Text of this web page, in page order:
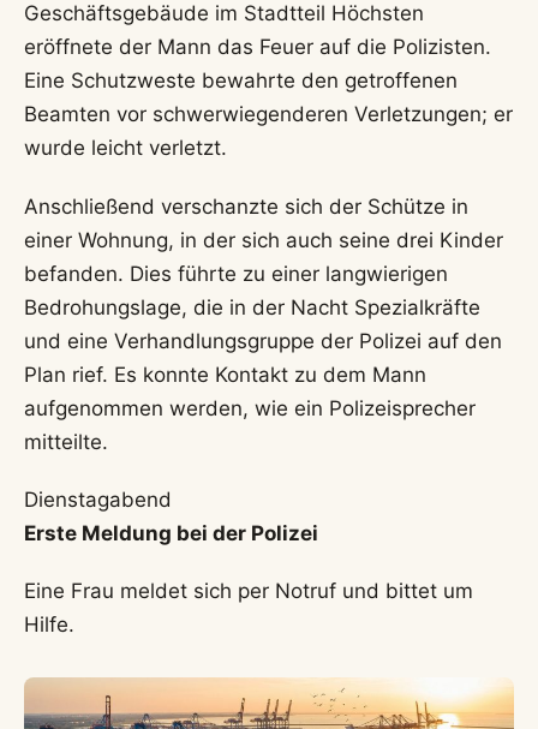
Geschäftsgebäude im Stadtteil Höchsten
eröffnete der Mann das Feuer auf die Polizisten.
Eine Schutzweste bewahrte den getroffenen
Beamten vor schwerwiegenderen Verletzungen; er
wurde leicht verletzt.
Anschließend verschanzte sich der Schütze in
einer Wohnung, in der sich auch seine drei Kinder
befanden. Dies führte zu einer langwierigen
Bedrohungslage, die in der Nacht Spezialkräfte
und eine Verhandlungsgruppe der Polizei auf den
Plan rief. Es konnte Kontakt zu dem Mann
aufgenommen werden, wie ein Polizeisprecher
mitteilte.
Dienstagabend
Erste Meldung bei der Polizei
Eine Frau meldet sich per Notruf und bittet um
Hilfe.